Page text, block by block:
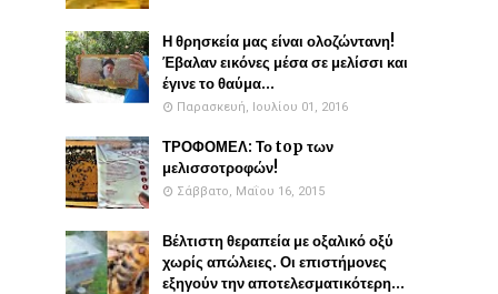
Η θρησκεία μας είναι ολοζώντανη!
Έβαλαν εικόνες μέσα σε μελίσσι και
έγινε το θαύμα...
Παρασκευή, Ιουλίου 01, 2016
ΤΡΟΦΟΜΕΛ: Το top των
μελισσοτροφών!
Σάββατο, Μαΐου 16, 2015
Βέλτιστη θεραπεία με οξαλικό οξύ
χωρίς απώλειες. Οι επιστήμονες
εξηγούν την αποτελεσματικότερη...